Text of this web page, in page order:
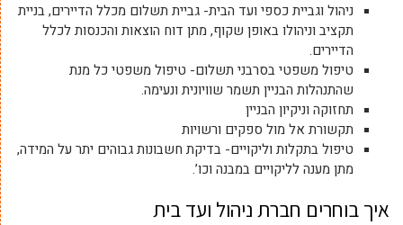
ניהול וגביית כספי ועד הבית- גביית תשלום מכלל הדיירים, בניית
תקציב וניהולו באופן שקוף, מתן דוח הוצאות והכנסות לכלל
הדיירים.
טיפול משפטי בסרבני תשלום- טיפול משפטי כל מנת
שהתנהלות הבניין תשמר שוויונית ונעימה.
תחזוקה וניקיון הבניין
תקשורת אל מול ספקים ורשויות
טיפול בתקלות וליקויים- בדיקת חשבונות גבוהים יתר על המידה,
מתן מענה לליקויים במבנה וכו’.
איך בוחרים חברת ניהול ועד בית